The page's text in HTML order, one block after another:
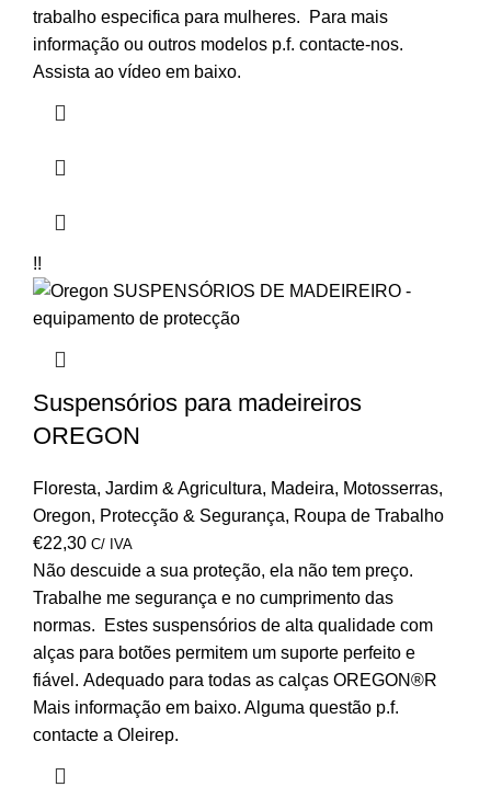
trabalho especifica para mulheres. Para mais
informação ou outros modelos p.f. contacte-nos.
Assista ao vídeo em baixo.
!!
Suspensórios para madeireiros
OREGON
Floresta, Jardim & Agricultura, Madeira, Motosserras,
Oregon, Protecção & Segurança, Roupa de Trabalho
€22,30 C/ IVA
Não descuide a sua proteção, ela não tem preço.
Trabalhe me segurança e no cumprimento das
normas.
Estes suspensórios de alta qualidade com
alças para botões permitem um suporte perfeito e
fiável. Adequado para todas as calças OREGON®R
Mais informação em baixo. Alguma questão p.f.
contacte a Oleirep.